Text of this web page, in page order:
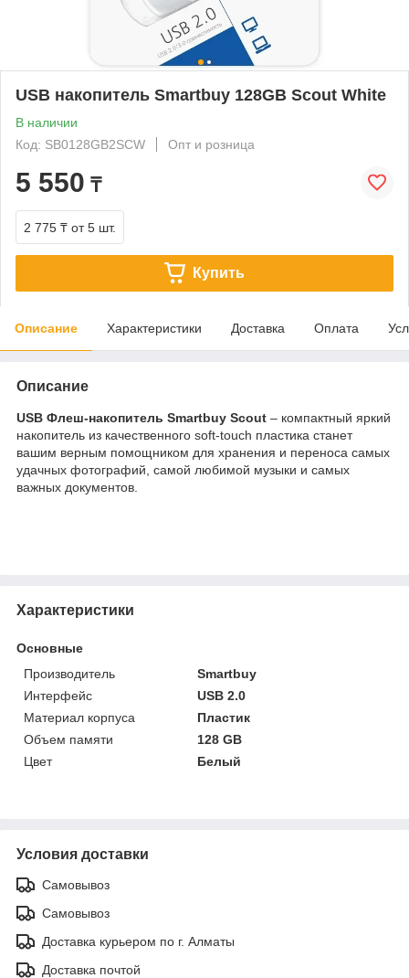
USB накопитель Smartbuy 128GB Scout White
В наличии
Код: SB0128GB2SCW
Опт и розница
5 550 ₸
2 775 ₸ от 5 шт.
Купить
Описание Характеристики Доставка Оплата
Описание
USB Флеш-накопитель Smartbuy Scout – компактный яркий
накопитель из качественного soft-touch пластика станет
вашим верным помощником для хранения и переноса самых
удачных фотографий, самой любимой музыки и самых
важных документов.
Характеристики
Основные
Производитель
Smartbuy
Интерфейс
USB 2.0
Материал корпуса
Пластик
Объем памяти
128 GB
Цвет
Белый
Условия доставки
Самовывоз
Самовывоз
Доставка курьером по г. Алматы
Доставка почтой